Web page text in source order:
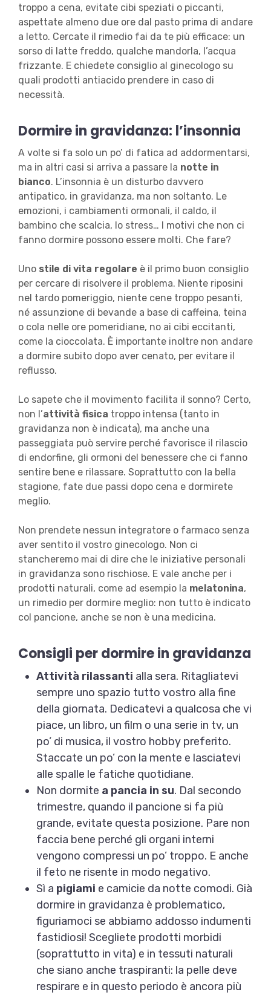
troppo a cena, evitate cibi speziati o piccanti,
aspettate almeno due ore dal pasto prima di andare
a letto. Cercate il rimedio fai da te più efficace: un
sorso di latte freddo, qualche mandorla, l’acqua
frizzante. E chiedete consiglio al ginecologo su
quali prodotti antiacido prendere in caso di
necessità.
Dormire in gravidanza: l’insonnia
A volte si fa solo un po’ di fatica ad addormentarsi,
ma in altri casi si arriva a passare la notte in
bianco. L’insonnia è un disturbo davvero
antipatico, in gravidanza, ma non soltanto. Le
emozioni, i cambiamenti ormonali, il caldo, il
bambino che scalcia, lo stress… I motivi che non ci
fanno dormire possono essere molti. Che fare?
Uno stile di vita regolare è il primo buon consiglio
per cercare di risolvere il problema. Niente riposini
nel tardo pomeriggio, niente cene troppo pesanti,
né assunzione di bevande a base di caffeina, teina
o cola nelle ore pomeridiane, no ai cibi eccitanti,
come la cioccolata. È importante inoltre non andare
a dormire subito dopo aver cenato, per evitare il
reflusso.
Lo sapete che il movimento facilita il sonno? Certo,
non l’attività fisica troppo intensa (tanto in
gravidanza non è indicata), ma anche una
passeggiata può servire perché favorisce il rilascio
di endorfine, gli ormoni del benessere che ci fanno
sentire bene e rilassare. Soprattutto con la bella
stagione, fate due passi dopo cena e dormirete
meglio.
Non prendete nessun integratore o farmaco senza
aver sentito il vostro ginecologo. Non ci
stancheremo mai di dire che le iniziative personali
in gravidanza sono rischiose. E vale anche per i
prodotti naturali, come ad esempio la melatonina,
un rimedio per dormire meglio: non tutto è indicato
col pancione, anche se non è una medicina.
Consigli per dormire in gravidanza
Attività rilassanti alla sera. Ritagliatevi
sempre uno spazio tutto vostro alla fine
della giornata. Dedicatevi a qualcosa che vi
piace, un libro, un film o una serie in tv, un
po’ di musica, il vostro hobby preferito.
Staccate un po’ con la mente e lasciatevi
alle spalle le fatiche quotidiane.
Non dormite a pancia in su. Dal secondo
trimestre, quando il pancione si fa più
grande, evitate questa posizione. Pare non
faccia bene perché gli organi interni
vengono compressi un po’ troppo. E anche
il feto ne risente in modo negativo.
Sì a pigiami e camicie da notte comodi. Già
dormire in gravidanza è problematico,
figuriamoci se abbiamo addosso indumenti
fastidiosi! Scegliete prodotti morbidi
(soprattutto in vita) e in tessuti naturali
che siano anche traspiranti: la pelle deve
respirare e in questo periodo è ancora più